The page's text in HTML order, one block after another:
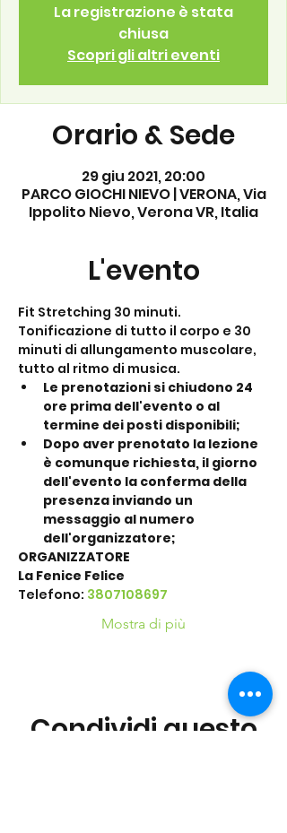
La registrazione è stata
chiusa
Scopri gli altri eventi
Orario & Sede
29 giu 2021, 20:00
PARCO GIOCHI NIEVO | VERONA, Via
Ippolito Nievo, Verona VR, Italia
L'evento
Fit Stretching 30 minuti.
Tonificazione di tutto il corpo e 30
minuti di allungamento muscolare,
tutto al ritmo di musica.
Le prenotazioni si chiudono 24
ore prima dell'evento o al
termine dei posti disponibili;
Dopo aver prenotato la lezione
è comunque richiesta, il giorno
dell'evento la conferma della
presenza inviando un
messaggio al numero
dell'organizzatore;
ORGANIZZATORE
La Fenice Felice
Telefono: 3807108697
Mostra di più
Condividi questo